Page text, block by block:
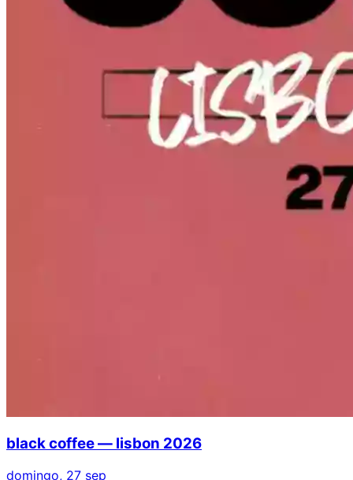
black coffee — lisbon 2026
domingo, 27 sep